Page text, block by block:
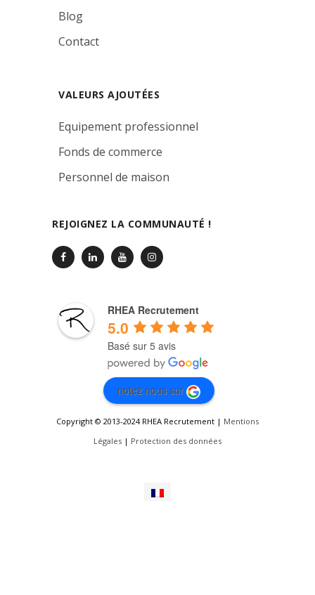
Blog
Contact
VALEURS AJOUTÉES
Equipement professionnel
Fonds de commerce
Personnel de maison
REJOIGNEZ LA COMMUNAUTÉ !
RHEA Recrutement
5.0
Basé sur 5 avis
notez nous sur
Copyright © 2013-2024 RHEA Recrutement | Mentions
Légales | Protection des données